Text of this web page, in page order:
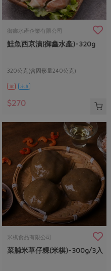
御鑫水產企業有限公司
鮭魚西京漬(御鑫水產)-320g
320公克(含固形量240公克)
葷 冷凍
$270
米棋食品有限公司
菜脯米草仔粿(米棋)-300g/3入